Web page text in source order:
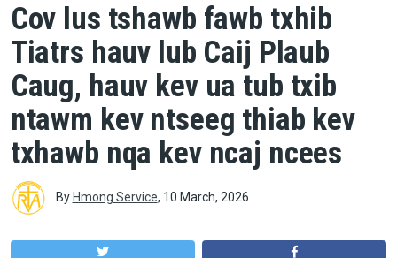
Cov lus tshawb fawb txhib
Tiatrs hauv lub Caij Plaub
Caug, hauv kev ua tub txib
ntawm kev ntseeg thiab kev
txhawb nqa kev ncaj ncees
By Hmong Service, 10 March, 2026